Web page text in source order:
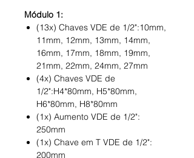
Módulo 1:
(13x) Chaves VDE de 1/2":10mm,
11mm, 12mm, 13mm, 14mm,
16mm, 17mm, 18mm, 19mm,
21mm, 22mm, 24mm, 27mm
(4x) Chaves VDE de
1/2":H4*80mm, H5*80mm,
H6*80mm, H8*80mm
(1x) Aumento VDE de 1/2":
250mm
(1x) Chave em T VDE de 1/2":
200mm